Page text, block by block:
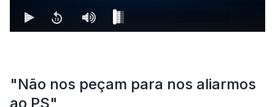
"Não nos peçam para nos aliarmos
ao PS"